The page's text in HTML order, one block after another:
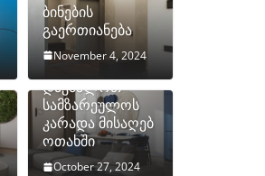
ბინების
გაერთიანება
November 4, 2024
როგორ
დავმალოთ
სამზარეულოს
კარადა მისაღებ
ოთახში
October 27, 2024